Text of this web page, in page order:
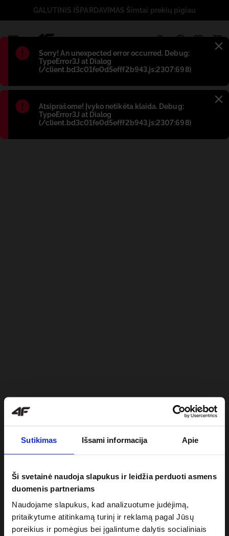
Sutikimas Išsami informacija Apie
Ši svetainė naudoja slapukus ir leidžia perduoti asmens
duomenis partneriams
Naudojame slapukus, kad analizuotume judėjimą,
pritaikytume atitinkamą turinį ir reklamą pagal Jūsų
poreikius ir pomėgius bei įgalintume dalytis socialiniais
Błąd:
Sorry! An unexpected error occurred. Debug:
TypeError3J at Dialog
(/client.bd3c01fe0d5efff2b943.js:2307:698)
Błąd:
Atsiprašome! Įvyko netikėta klaida. Debug:
TypeError3J at Dialog
(/client.bd3c01fe0d5efff2b943.js:2307:698)
GALUTINIS IŠPARDAVIMAS Šimtai prekių pigiau